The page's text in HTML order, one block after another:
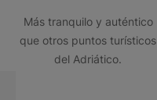
Más tranquilo y auténtico
que otros puntos turísticos
del Adriático.